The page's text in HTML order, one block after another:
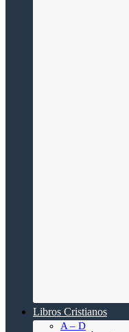
Libros Cristianos
A – D